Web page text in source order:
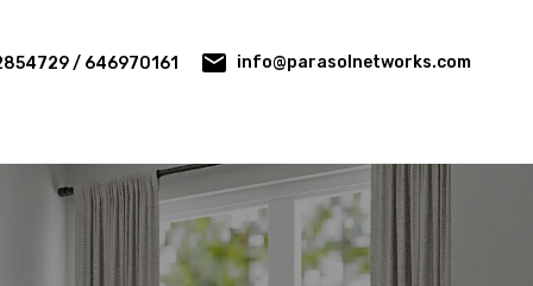
/ 646970161 info@parasolnetworks.com